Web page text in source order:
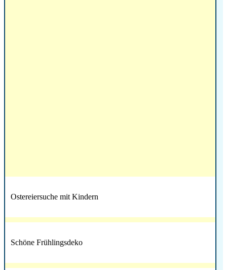
Ostereiersuche mit Kindern
Schöne Frühlingsdeko